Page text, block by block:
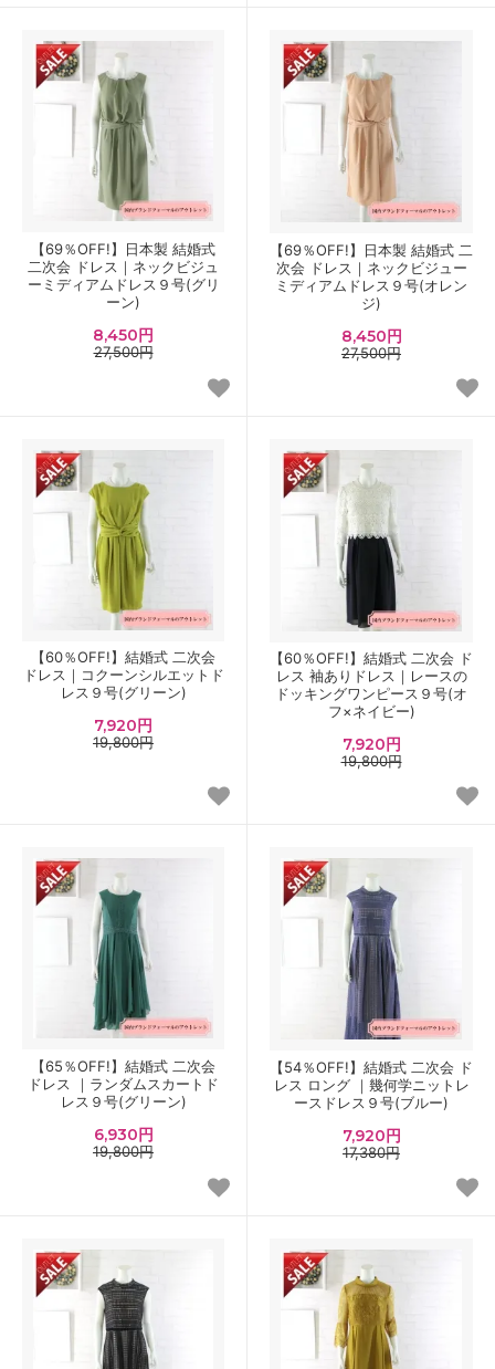
【69％OFF!】日本製 結婚式
二次会 ドレス｜ネックビジュ
ーミディアムドレス９号(グリ
ーン)
8,450円
27,500円
【69％OFF!】日本製 結婚式 二
次会 ドレス｜ネックビジュー
ミディアムドレス９号(オレン
ジ)
8,450円
27,500円
【60％OFF!】結婚式 二次会
ドレス｜コクーンシルエットド
レス９号(グリーン)
7,920円
19,800円
【60％OFF!】結婚式 二次会 ド
レス 袖ありドレス｜レースの
ドッキングワンピース９号(オ
フ×ネイビー)
7,920円
19,800円
【65％OFF!】結婚式 二次会
ドレス ｜ランダムスカートド
レス９号(グリーン)
6,930円
19,800円
【54％OFF!】結婚式 二次会 ド
レス ロング ｜幾何学ニットレ
ースドレス９号(ブルー)
7,920円
17,380円